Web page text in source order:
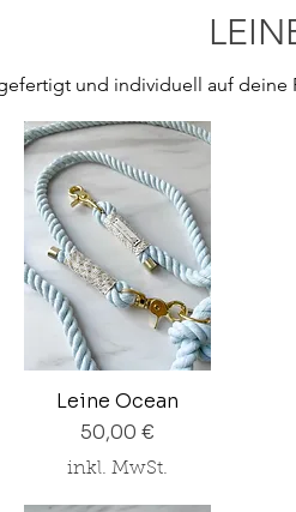
und individuell auf deine
der Bestellung in das
wie z.B. Chihuahua,
große Hunderassen)
Leine Ocean
Preis
50,00 €
inkl. MwSt.